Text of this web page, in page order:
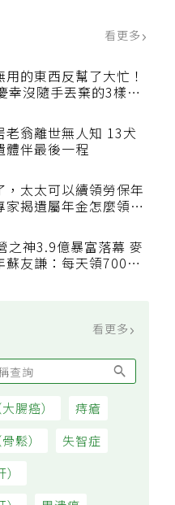
看更多
用的東西反幫了大忙！
幸沒隨手丟棄的3樣物
老翁離世無人知 13犬
體伴最後一程
，太太可以續領勞保年
家揭遺屬年金怎麼領，
之神3.9億暴富落幕 麥
蘇友謙：每天領700元
看更多
腸癌）
痔瘡
鬆）
失智症